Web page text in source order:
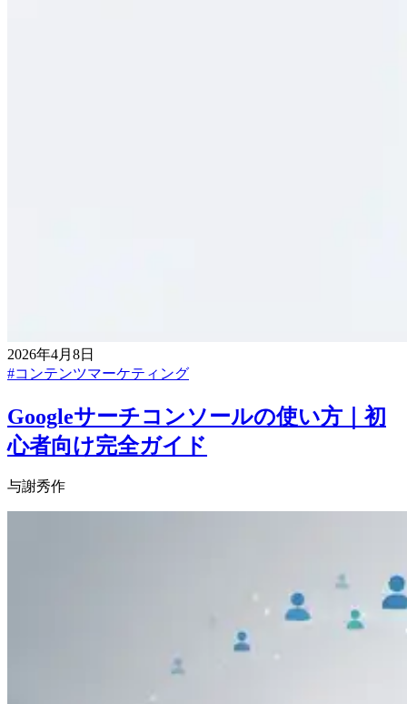
2026年4月8日
#コンテンツマーケティング
Googleサーチコンソールの使い方｜初
心者向け完全ガイド
与謝秀作